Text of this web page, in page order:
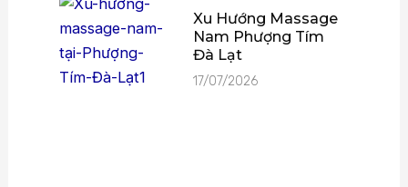
Xu Hướng Massage
Nam Phượng Tím
Đà Lạt
17/07/2026